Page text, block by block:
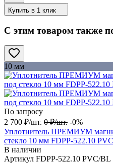
Купить в 1 клик
С этим товаром также
10 мм
По запросу
2 700 ₽/шт. 0 ₽/шт. -0%
Уплотнитель ПРЕМИУМ
стекло 10 мм FDPP-522.10
В наличии
Артикул FDPP-522.10 PVC/BL